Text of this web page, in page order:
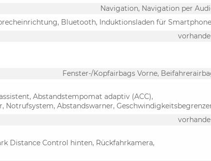
Navigation, Navigation per
Bluetooth, Induktionsladen für
Fenster-/Kopfairbags Vorne,
Abstandstempomat adaptiv (ACC),
Notrufsystem, Abstandswarner,
Distance Control hinten, Rückfahrkamera,